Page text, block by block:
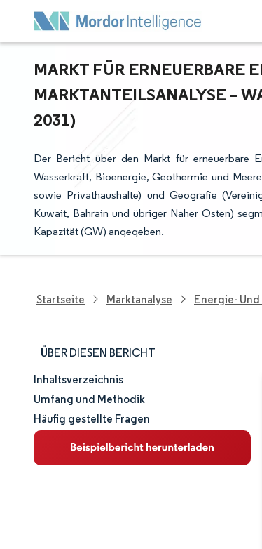
MARKT FÜR ERNEUERBARE
ARKTANTEILSANALYSE –
031)
Der Bericht über den Markt für erneuerbare
Wasserkraft, Bioenergie, Geothermie und
sowie Privathaushalte) und Geografie
Kuwait, Bahrain und übriger Naher Osten)
Kapazität (GW) angegeben.
Startseite Marktanalyse Energie-
ÜBER DIESEN BERICHT
Marktgröße und -anteil
Marktanalyse
Trends und Einblicke
Inhaltsverzeichnis
Umfang und Methodik
Häufig gestellte Fragen